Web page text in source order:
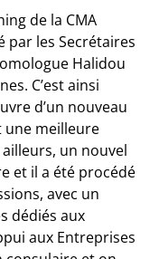
de la CMA
par les Secrétaires
Halidou
C’est ainsi
d’un nouveau
meilleure
un nouvel
et il a été procédé
avec un
dédiés aux
aux Entreprises